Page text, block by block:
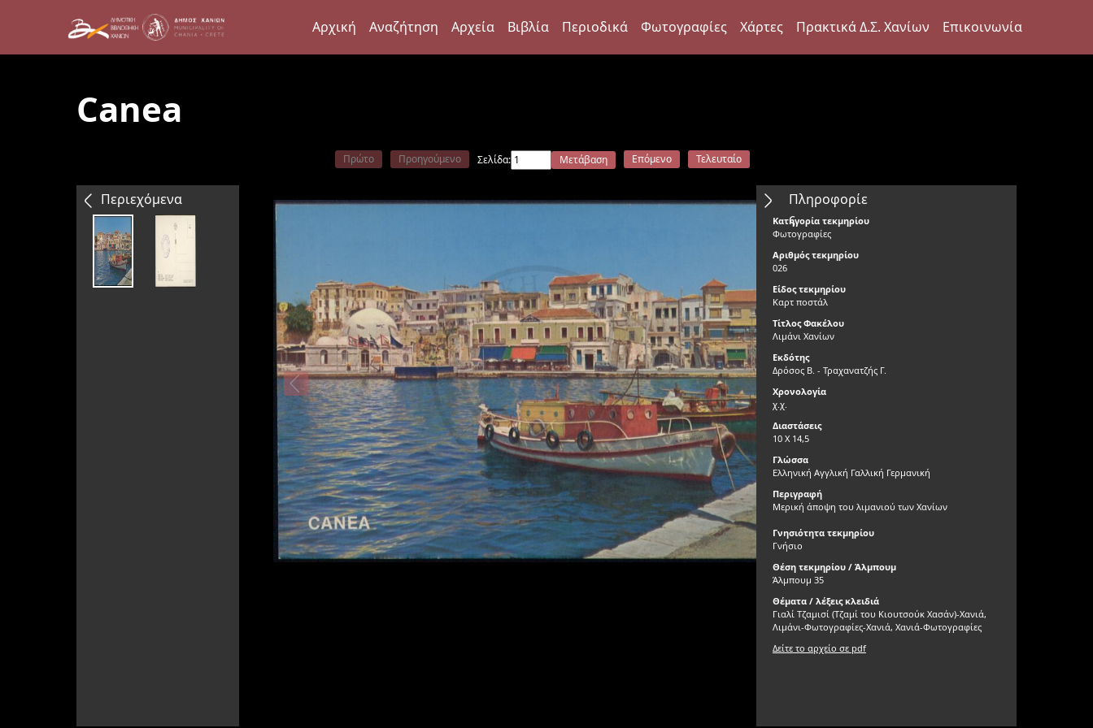
Αρχική Αναζήτηση Αρχεία Βιβλία Περιοδικά Φωτογραφίες Χάρτες Πρακτικά Δ.Σ. Χανίων Επικοινωνία
Canea
Περιεχόμενα
Πρώτο Προηγούμενο Σελίδα: Μετάβαση Επόμενο Τελευταίο
Πληροφορίε
ς
Κατηγορία τεκμηρίου
Φωτογραφίες
Αριθμός τεκμηρίου
026
Είδος τεκμηρίου
Καρτ ποστάλ
Τίτλος Φακέλου
Λιμάνι Χανίων
Εκδότης
Δρόσος Β. - Τραχανατζής Γ.
Χρονολογία
χ.χ.
Διαστάσεις
10 Χ 14,5
Γλώσσα
Ελληνική Αγγλική Γαλλική Γερμανική
Περιγραφή
Μερική άποψη του λιμανιού των Χανίων
Γνησιότητα τεκμηρίου
Γνήσιο
Θέση τεκμηρίου / Άλμπουμ
Άλμπουμ 35
Θέματα / λέξεις κλειδιά
Γιαλί Τζαμισί (Τζαμί του Κιουτσούκ Χασάν)-Χανιά,
Λιμάνι-Φωτογραφίες-Χανιά, Χανιά-Φωτογραφίες
Δείτε το αρχείο σε pdf